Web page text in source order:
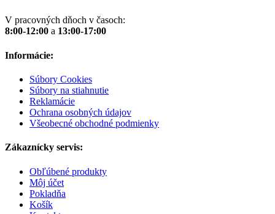
V pracovných dňoch v časoch:
8:00-12:00 a 13:00-17:00
Informácie:
Súbory Cookies
Súbory na stiahnutie
Reklamácie
Ochrana osobných údajov
Všeobecné obchodné podmienky
Zákaznícky servis:
Obľúbené produkty
Môj účet
Pokladňa
Košík